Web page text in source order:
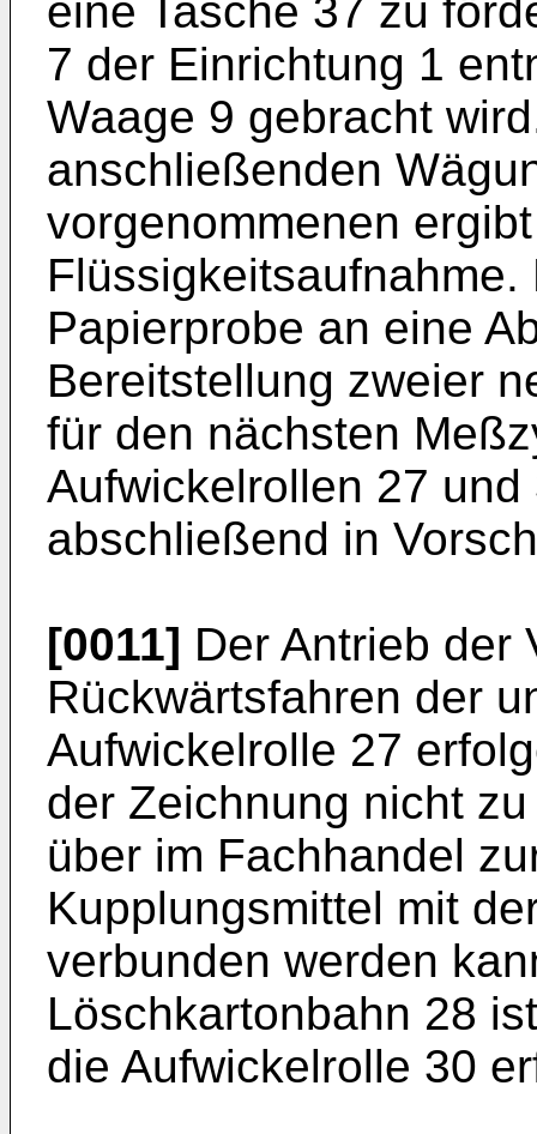
eine Tasche 37 zu
7 der Einrichtung 1
Waage 9 gebracht
anschließenden
vorgenommenen
Papierprobe an eine
Bereitstellung zweier
für den nächsten
Aufwickelrollen 27
abschließend in
[0011] Der Antrieb der
Rückwärtsfahren der
Aufwickelrolle 27
der Zeichnung nicht
über im Fachhandel
Kupplungsmittel mit
verbunden werden
Löschkartonbahn 28
die Aufwickelrolle 30